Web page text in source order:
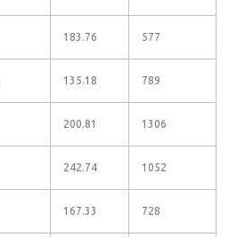
183.76 577
135.18 789
200.81 1306
242.74 1052
167.33 728